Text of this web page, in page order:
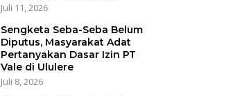
Juli 11, 2026
Sengketa Seba-Seba Belum
Diputus, Masyarakat Adat
Pertanyakan Dasar Izin PT
Vale di Ululere
Juli 8, 2026